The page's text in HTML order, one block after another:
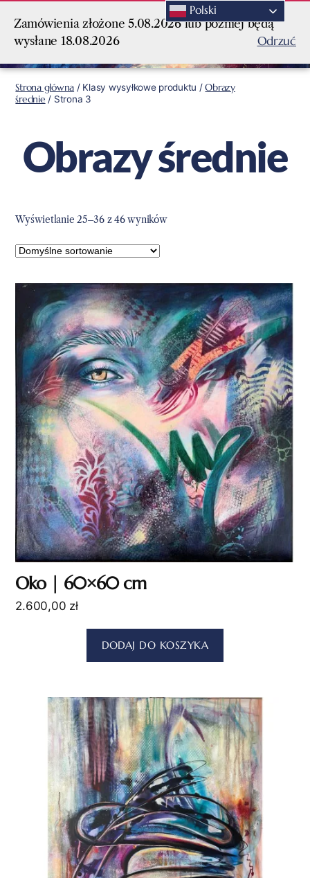
Zamówienia złożone 5.08.2026 lub później będą
wysłane 18.08.2026
Odrzuć
Strona główna / Klasy wysyłkowe produktu /Obrazy
średnie / Strona 3
Obrazy średnie
Wyświetlanie 25–36 z 46 wyników
Oko | 60×60 cm
2.600,00 zł
DODAJ DO KOSZYKA
Polski